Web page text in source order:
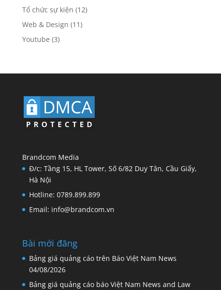
Tổ chức sự kiện (12)
Web & Design (11)
Youtube (3)
Brandcom Media
Đ/c: Tầng 15, HL Tower, Số 6/82 Duy Tân, Cầu Giấy,
Hà Nội
Hotline: 0789.899.899
Email: info@brandcom.vn
Bài mới đăng
Bảng giá quảng cáo trên Báo Việt Nam News
04/08/2026
Bảng giá quảng cáo báo Việt Nam News and Law